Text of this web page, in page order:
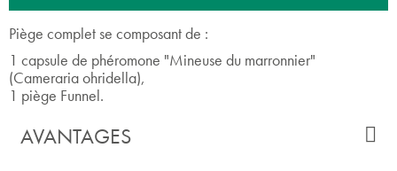
Piège complet se composant de :
1 capsule de phéromone "Mineuse du marronnier"
(Cameraria ohridella),
1 piège Funnel.
AVANTAGES